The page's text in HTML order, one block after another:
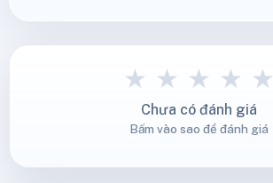
★ ★ ★ ★ ★
Chưa có đánh giá
Bấm vào sao để đánh giá